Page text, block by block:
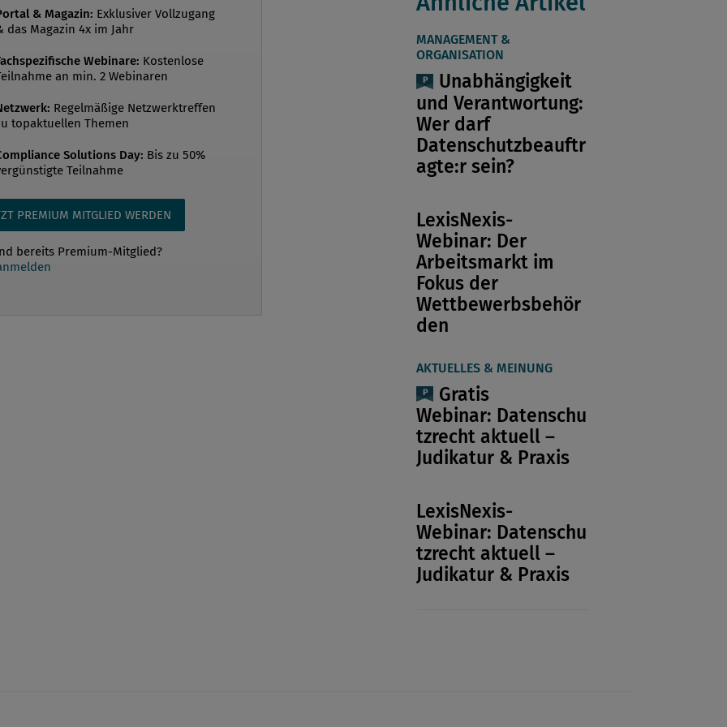
Betrachtungen durch ein Interview
welches Sie ebenfalls in dieser
Compliance...
& Magazin: Exklusiver Vollzugang
das Magazin 4x im Jahr
Webinare: Kostenlose
an min. 2 Webinaren
Regelmäßige Netzwerktreffen
topaktuellen Themen
Solutions Day: Bis zu 50%
Teilnahme
PREMIUM MITGLIED WERDEN
bereits Premium-Mitglied?
MANAGEMENT &
ORGANISATION
Unabhängigkeit
und Verantwortung:
Wer darf
Datenschutzbeauftr
agte:r sein?
LexisNexis-
Webinar: Der
Arbeitsmarkt im
Fokus der
Wettbewerbsbehör
den
AKTUELLES & MEINUNG
Gratis
Webinar: Datenschu
tzrecht aktuell –
Judikatur & Praxis
LexisNexis-
Webinar: Datenschu
tzrecht aktuell –
Judikatur & Praxis